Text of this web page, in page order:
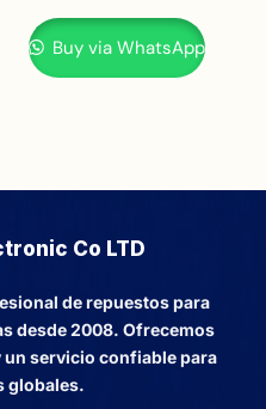
Buy via WhatsApp
Co LTD
de repuestos para
desde 2008. Ofrecemos
servicio confiable para
globales.